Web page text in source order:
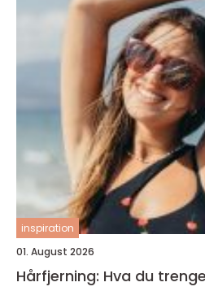
inspiration
01. August 2026
Hårfjerning: Hva du